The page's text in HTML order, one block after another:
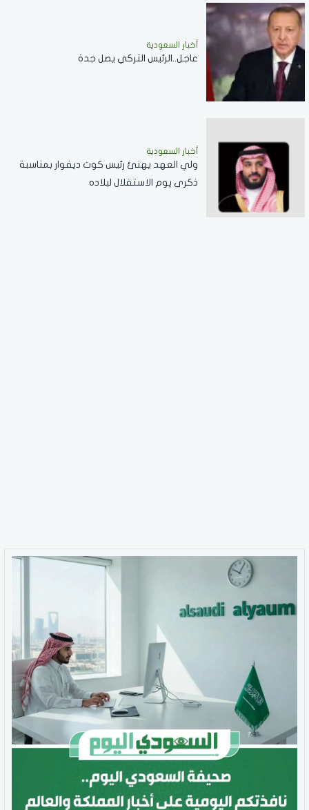
أخبار السعودية
عاجل..الرئيس التركي يصل جدة
أخبار السعودية
ولي العهد يهنئ رئيس كوت ديفوار بمناسبة
ذكرى يوم الاستقلال لبلاده